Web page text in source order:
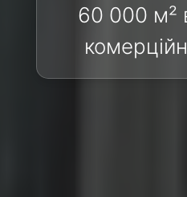
60 000 м²